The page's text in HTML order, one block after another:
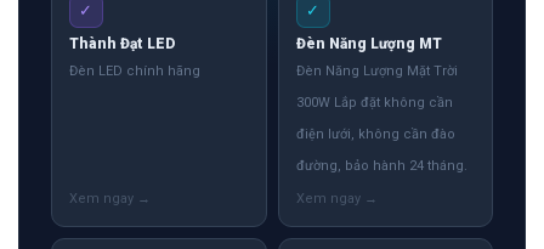
✓
Thành Đạt LED
Đèn LED chính hãng
✓
Đèn Năng Lượng MT
Đèn Năng Lượng Mặt Trời
300W Lắp đặt không cần
điện lưới, không cần đào
đường, bảo hành 24 tháng.